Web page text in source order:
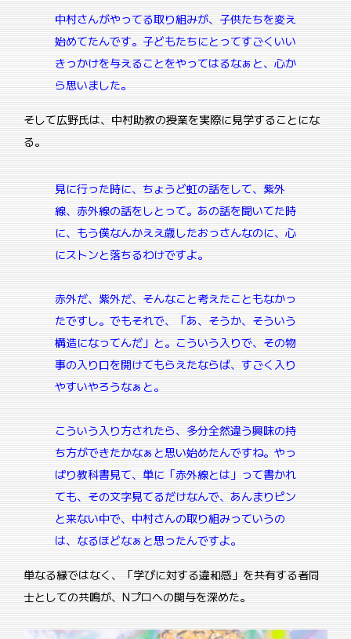
中村さんがやってる取り組みが、子供たちを変え
始めてたんです。子どもたちにとってすごくいい
きっかけを与えることをやってはるなぁと、心か
ら思いました。
そして広野氏は、中村助教の授業を実際に見学することにな
る。
見に行った時に、ちょうど虹の話をして、紫外
線、赤外線の話をしとって。あの話を聞いてた時
に、もう僕なんかええ歳したおっさんなのに、心
にストンと落ちるわけですよ。
赤外だ、紫外だ、そんなこと考えたこともなかっ
たですし。でもそれで、「あ、そうか、そういう
構造になってんだ」と。こういう入りで、その物
事の入り口を開けてもらえたならば、すごく入り
やすいやろうなぁと。
こういう入り方されたら、多分全然違う興味の持
ち方ができたかなぁと思い始めたんですね。やっ
ぱり教科書見て、単に「赤外線とは」って書かれ
ても、その文字見てるだけなんで、あんまりピン
と来ない中で、中村さんの取り組みっていうの
は、なるほどなぁと思ったんですよ。
単なる縁ではなく、「学びに対する違和感」を共有する者同
士としての共鳴が、Nプロへの関与を深めた。